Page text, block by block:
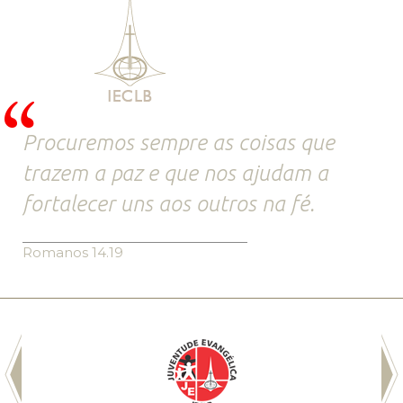
Procuremos sempre as coisas que
trazem a paz e que nos ajudam a
fortalecer uns aos outros na fé.
Romanos 14.19